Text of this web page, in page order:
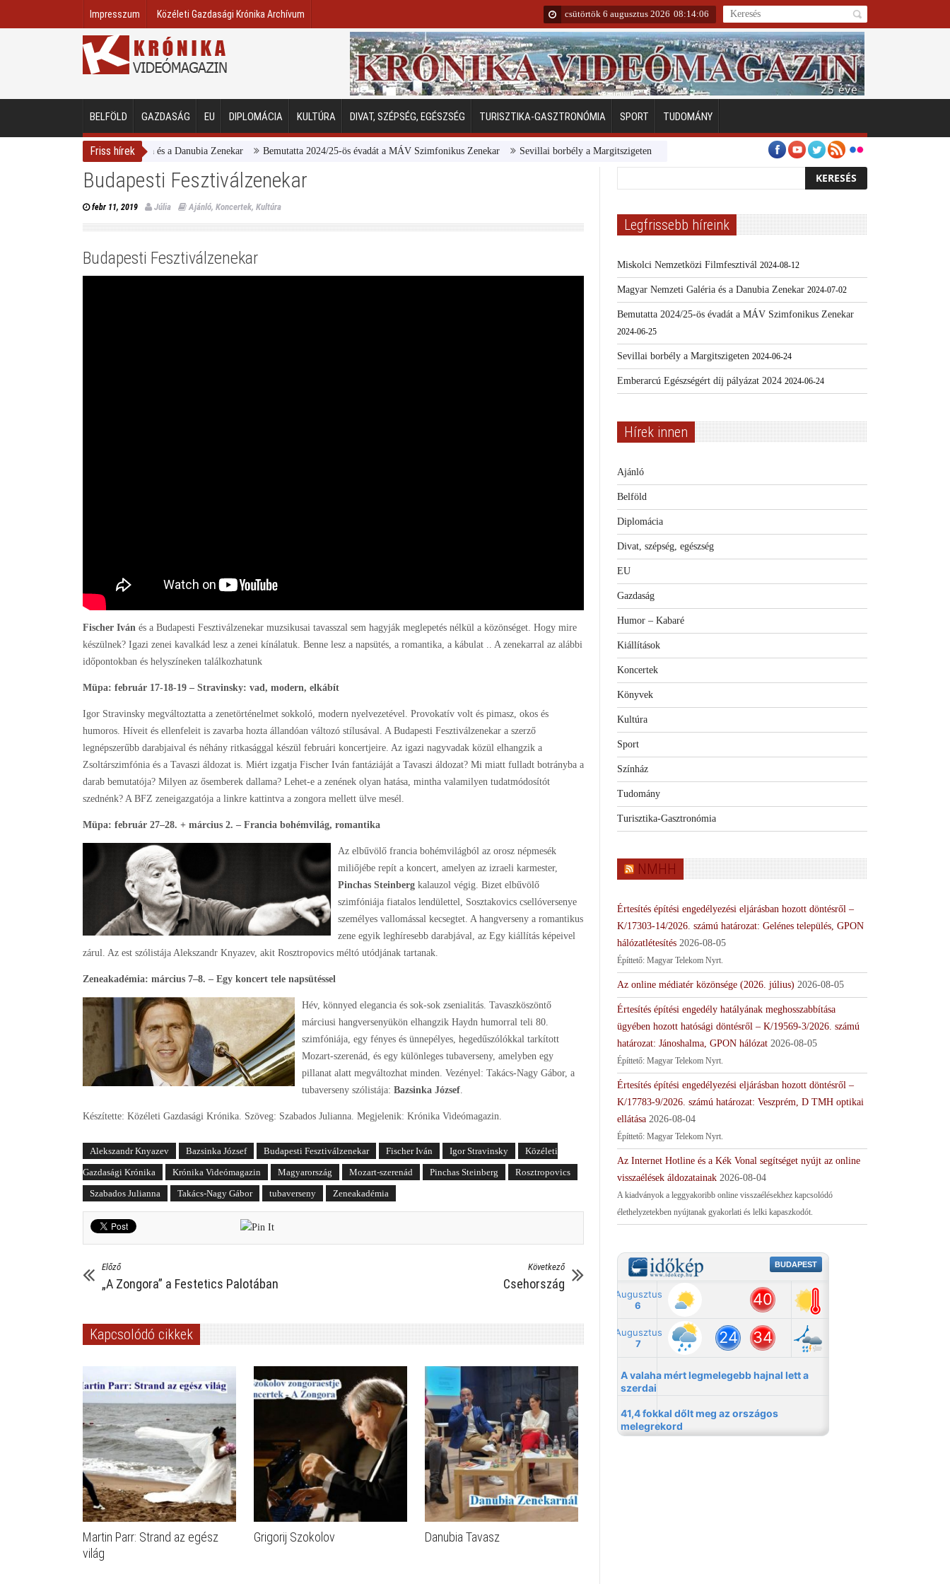
Impresszum Közéleti Gazdasági Krónika Archívum csütörtök 6 augusztus 2026 08:14:07
BELFÖLD GAZDASÁG EU DIPLOMÁCIA KULTÚRA DIVAT, SZÉPSÉG, EGÉSZSÉG TURISZTIKA-GASZTRONÓMIA SPORT TUDOMÁNY
Friss hírek
Magyar Nemzeti Galéria és a Danubia Zenekar Bemutatta 2024/25-ös évadát a MÁV Szimfonikus Zenekar Sevillai borbély a Margitszigeten Emberarcú Egészségért díj pályázat 2024 Kertész/Kópiák
Budapesti Fesztiválzenekar
febr 11, 2019 Júlia Ajánló, Koncertek, Kultúra
Budapesti Fesztiválzenekar
Fischer Iván és a Budapesti Fesztiválzenekar muzsikusai tavasszal sem hagyják meglepetés nélkül a közönséget. Hogy mire
készülnek? Igazi zenei kavalkád lesz a zenei kínálatuk. Benne lesz a napsütés, a romantika, a kábulat .. A zenekarral az alábbi
időpontokban és helyszíneken találkozhatunk
Müpa: február 17-18-19 – Stravinsky: vad, modern, elkábít
Igor Stravinsky megváltoztatta a zenetörténelmet sokkoló, modern nyelvezetével. Provokatív volt és pimasz, okos és
humoros. Híveit és ellenfeleit is zavarba hozta állandóan változó stílusával. A Budapesti Fesztiválzenekar a szerző
legnépszerűbb darabjaival és néhány ritkasággal készül februári koncertjeire. Az igazi nagyvadak közül elhangzik a
Zsoltárszimfónia és a Tavaszi áldozat is. Miért izgatja Fischer Iván fantáziáját a Tavaszi áldozat? Mi miatt fulladt botrányba a
darab bemutatója? Milyen az ősemberek dallama? Lehet-e a zenének olyan hatása, mintha valamilyen tudatmódosítót
szednénk? A BFZ zeneigazgatója a linkre kattintva a zongora mellett ülve mesél.
Müpa: február 27–28. + március 2. – Francia bohémvilág, romantika
Az elbűvölő francia bohémvilágból az orosz népmesék
miliőjébe repít a koncert, amelyen az izraeli karmester,
Pinchas Steinberg kalauzol végig. Bizet elbűvölő
szimfóniája fiatalos lendülettel, Sosztakovics csellóversenye
személyes vallomással kecsegtet. A hangverseny a romantikus
zene egyik leghíresebb darabjával, az Egy kiállítás képeivel
zárul. Az est szólistája Alekszandr Knyazev, akit Rosztropovics méltó utódjának tartanak.
Zeneakadémia: március 7–8. – Egy koncert tele napsütéssel
Hév, könnyed elegancia és sok-sok zsenialitás. Tavaszköszöntő
márciusi hangversenyükön elhangzik Haydn humorral teli 80.
szimfóniája, egy fényes és ünnepélyes, hegedűszólókkal tarkított
Mozart-szerenád, és egy különleges tubaverseny, amelyben egy
pillanat alatt megváltozhat minden. Vezényel: Takács-Nagy Gábor, a
tubaverseny szólistája: Bazsinka József
Készítette: Közéleti Gazdasági Krónika. Szöveg: Szabados Julianna. Megjelenik: Krónika Videómagazin.
Alekszandr Knyazev Bazsinka József Budapesti Fesztiválzenekar Fischer Iván Igor Stravinsky
Közéleti
Gazdasági Krónika
Krónika Videómagazin Magyarország Mozart-szerenád Pinchas Steinberg
Rosztropovics
Szabados Julianna
Takács-Nagy Gábor tubaverseny Zeneakadémia
Előző
„A Zongora” a Festetics Palotában
Következő
Csehország
Kapcsolódó cikkek
Martin Parr: Strand az egész
világ
Grigorij Szokolov Danubia Tavasz
Legfrissebb híreink
Miskolci Nemzetközi Filmfesztivál 2024-08-12
Magyar Nemzeti Galéria és a Danubia Zenekar 2024-07-02
Bemutatta 2024/25-ös évadát a MÁV Szimfonikus Zenekar
2024-06-25
Sevillai borbély a Margitszigeten 2024-06-24
Emberarcú Egészségért díj pályázat 2024 2024-06-24
Hírek innen
Ajánló
Belföld
Diplomácia
Divat, szépség, egészség
EU
Gazdaság
Humor – Kabaré
Kiállítások
Koncertek
Könyvek
Kultúra
Sport
Színház
Tudomány
Turisztika-Gasztronómia
NMHH
Értesítés építési engedélyezési eljárásban hozott döntésről –
K/17303-14/2026. számú határozat: Gelénes település, GPON
hálózatlétesítés 2026-08-05
Építtető: Magyar Telekom Nyrt.
Az online médiatér közönsége (2026. július) 2026-08-05
Értesítés építési engedély hatályának meghosszabbítása
ügyében hozott hatósági döntésről – K/19569-3/2026. számú
határozat: Jánoshalma, GPON hálózat 2026-08-05
Építtető: Magyar Telekom Nyrt.
Értesítés építési engedélyezési eljárásban hozott döntésről –
K/17783-9/2026. számú határozat: Veszprém, D TMH optikai
ellátása 2026-08-04
Építtető: Magyar Telekom Nyrt.
Az Internet Hotline és a Kék Vonal segítséget nyújt az online
visszaélések áldozatainak 2026-08-04
A kiadványok a leggyakoribb online visszaélésekhez kapcsolódó
élethelyzetekben nyújtanak gyakorlati és lelki kapaszkodót.